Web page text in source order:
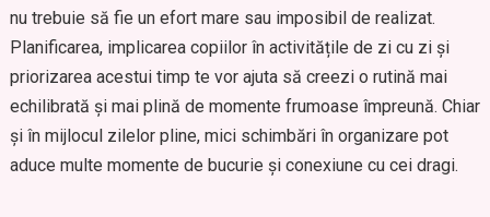
nu trebuie să fie un efort mare sau imposibil de realizat.
Planificarea, implicarea copiilor în activitățile de zi cu zi și
priorizarea acestui timp te vor ajuta să creezi o rutină mai
echilibrată și mai plină de momente frumoase împreună. Chiar
și în mijlocul zilelor pline, mici schimbări în organizare pot
aduce multe momente de bucurie și conexiune cu cei dragi.